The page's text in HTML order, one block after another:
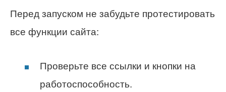
Перед запуском не забудьте протестировать
все функции сайта:
Проверьте все ссылки и кнопки на
работоспособность.